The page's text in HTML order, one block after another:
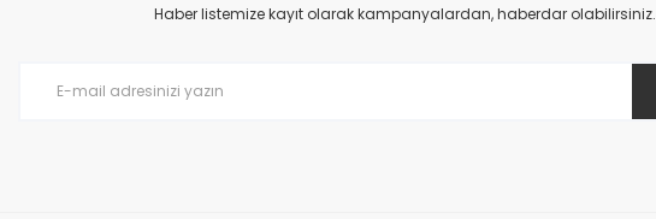
Ürün açıklamasında eksik bilgiler bulunuyor.
Haber listemize kayıt olarak kampanyalardan, haberdar olabilirsiniz.